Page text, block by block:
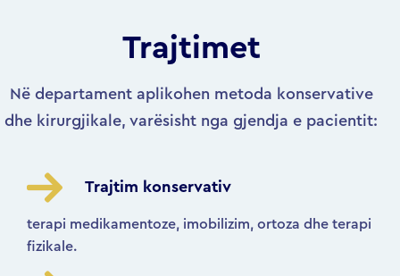
Trajtimet
Në departament aplikohen metoda konservative
dhe kirurgjikale, varësisht nga gjendja e pacientit:
Trajtim konservativ
terapi medikamentoze, imobilizim, ortoza dhe terapi
fizikale.